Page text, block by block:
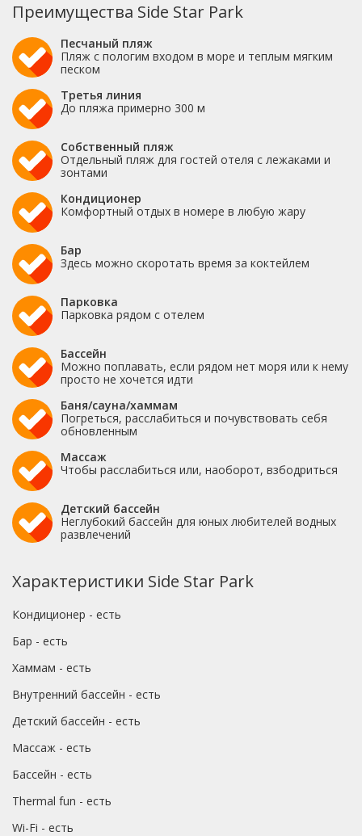
Преимущества Side Star Park
Песчаный пляж
Пляж с пологим входом в море и теплым мягким
песком
Третья линия
До пляжа примерно 300 м
Собственный пляж
Отдельный пляж для гостей отеля с лежаками и
зонтами
Кондиционер
Комфортный отдых в номере в любую жару
Бар
Здесь можно скоротать время за коктейлем
Парковка
Парковка рядом с отелем
Бассейн
Можно поплавать, если рядом нет моря или к нему
просто не хочется идти
Баня/сауна/хаммам
Погреться, расслабиться и почувствовать себя
обновленным
Массаж
Чтобы расслабиться или, наоборот, взбодриться
Детский бассейн
Неглубокий бассейн для юных любителей водных
развлечений
Характеристики Side Star Park
Кондиционер - есть
Бар - есть
Хаммам - есть
Внутренний бассейн - есть
Детский бассейн - есть
Массаж - есть
Бассейн - есть
Thermal fun - есть
Wi-Fi - есть